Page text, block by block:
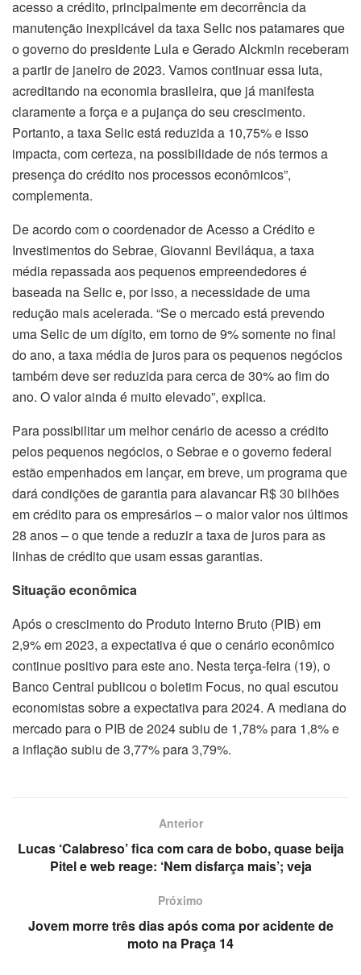
acesso a crédito, principalmente em decorrência da
manutenção inexplicável da taxa Selic nos patamares que
o governo do presidente Lula e Gerado Alckmin receberam
a partir de janeiro de 2023. Vamos continuar essa luta,
acreditando naeconomiabrasileira, que já manifesta
claramente a força e a pujança do seu crescimento.
Portanto, a taxa Selic está reduzida a 10,75% e isso
impacta, com certeza, na possibilidade de nós termos a
presença do crédito nos processos econômicos”,
complementa.
De acordo com o coordenador de Acesso a Crédito e
Investimentos do Sebrae, Giovanni Beviláqua, a taxa
média repassada aos pequenos empreendedores é
baseada na Selic e, por isso, a necessidade de uma
redução mais acelerada. “Se o mercado está prevendo
uma Selic de um dígito, em torno de 9% somente no final
do ano, a taxa média de juros para os pequenos negócios
também deve ser reduzida para cerca de 30% ao fim do
ano. O valor ainda é muito elevado”, explica.
Para possibilitar um melhor cenário de acesso a crédito
pelos pequenos negócios, o Sebrae e o governo federal
estão empenhados em lançar, em breve, um programa que
dará condições de garantia para alavancar R$ 30 bilhões
em crédito para os empresários – o maior valor nos últimos
28 anos – o que tende a reduzir a taxa de juros para as
linhas de crédito que usam essas garantias.
Situação econômica
Após o crescimento do Produto Interno Bruto (PIB) em
2,9% em 2023, a expectativa é que o cenário econômico
continue positivo para este ano. Nesta terça-feira (19), o
Banco Central publicou o boletim Focus, no qual escutou
economistas sobre a expectativa para 2024. A mediana do
mercado para o PIB de 2024 subiu de 1,78% para 1,8% e
a inflação subiu de 3,77% para 3,79%.
Anterior
Lucas ‘Calabreso’ fica com cara de bobo, quase beija
Pitel e web reage: ‘Nem disfarça mais’; veja
Próximo
Jovem morre três dias após coma por acidente de
moto na Praça 14